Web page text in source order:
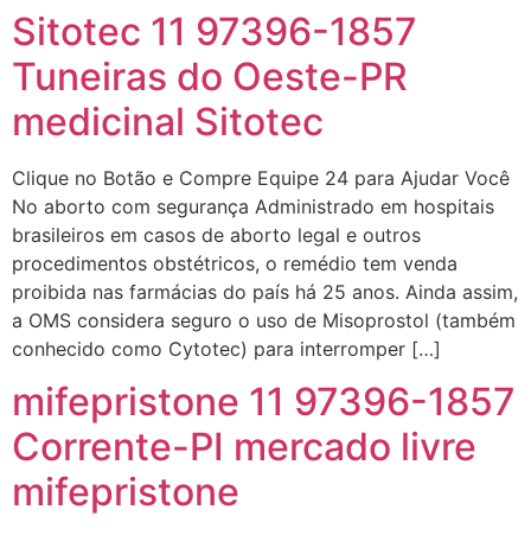
Sitotec 11 97396-1857
Tuneiras do Oeste-PR
medicinal Sitotec
Clique no Botão e Compre Equipe 24 para Ajudar Você
No aborto com segurança Administrado em hospitais
brasileiros em casos de aborto legal e outros
procedimentos obstétricos, o remédio tem venda
proibida nas farmácias do país há 25 anos. Ainda assim,
a OMS considera seguro o uso de Misoprostol (também
conhecido como Cytotec) para interromper […]
mifepristone 11 97396-1857
Corrente-PI mercado livre
mifepristone